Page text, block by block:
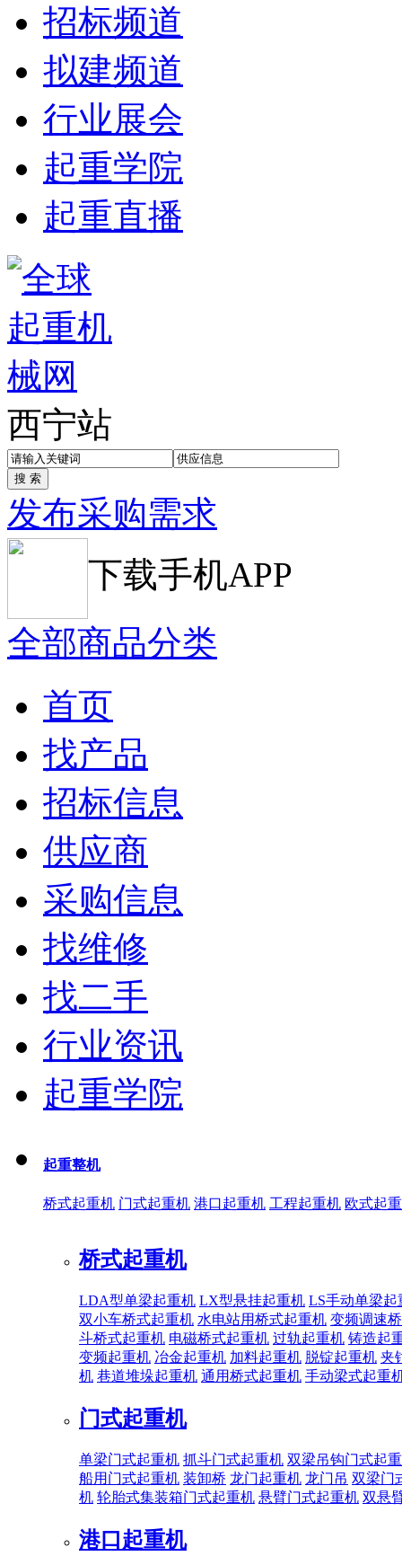
招标频道
拟建频道
行业展会
起重学院
起重直播
西宁站
发布采购需求
下载手机APP
全部商品分类
首页
找产品
招标信息
供应商
采购信息
找维修
找二手
行业资讯
起重学院
起重整机
桥式起重机 门式起重机 港口起重机 工程起重机 欧式起
桥式起重机
LDA型单梁起重机 LX型悬挂起重机 LS手动单梁起
双小车桥式起重机 水电站用桥式起重机 变频调速
斗桥式起重机 电磁桥式起重机 过轨起重机 铸造起
变频起重机 冶金起重机 加料起重机 脱锭起重机 夹
机 巷道堆垛起重机 通用桥式起重机 手动梁式起重
门式起重机
单梁门式起重机 抓斗门式起重机 双梁吊钩门式起
船用门式起重机 装卸桥 龙门起重机 龙门吊 双梁门
机 轮胎式集装箱门式起重机 悬臂门式起重机 双悬
港口起重机